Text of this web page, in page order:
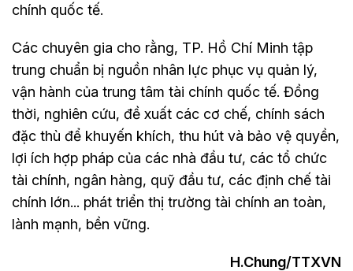
chính quốc tế.
Các chuyên gia cho rằng, TP. Hồ Chí Minh tập
trung chuẩn bị nguồn nhân lực phục vụ quản lý,
vận hành của trung tâm tài chính quốc tế. Đồng
thời, nghiên cứu, đề xuất các cơ chế, chính sách
đặc thù để khuyến khích, thu hút và bảo vệ quyền,
lợi ích hợp pháp của các nhà đầu tư, các tổ chức
tài chính, ngân hàng, quỹ đầu tư, các định chế tài
chính lớn... phát triển thị trường tài chính an toàn,
lành mạnh, bền vững.
H.Chung/TTXVN